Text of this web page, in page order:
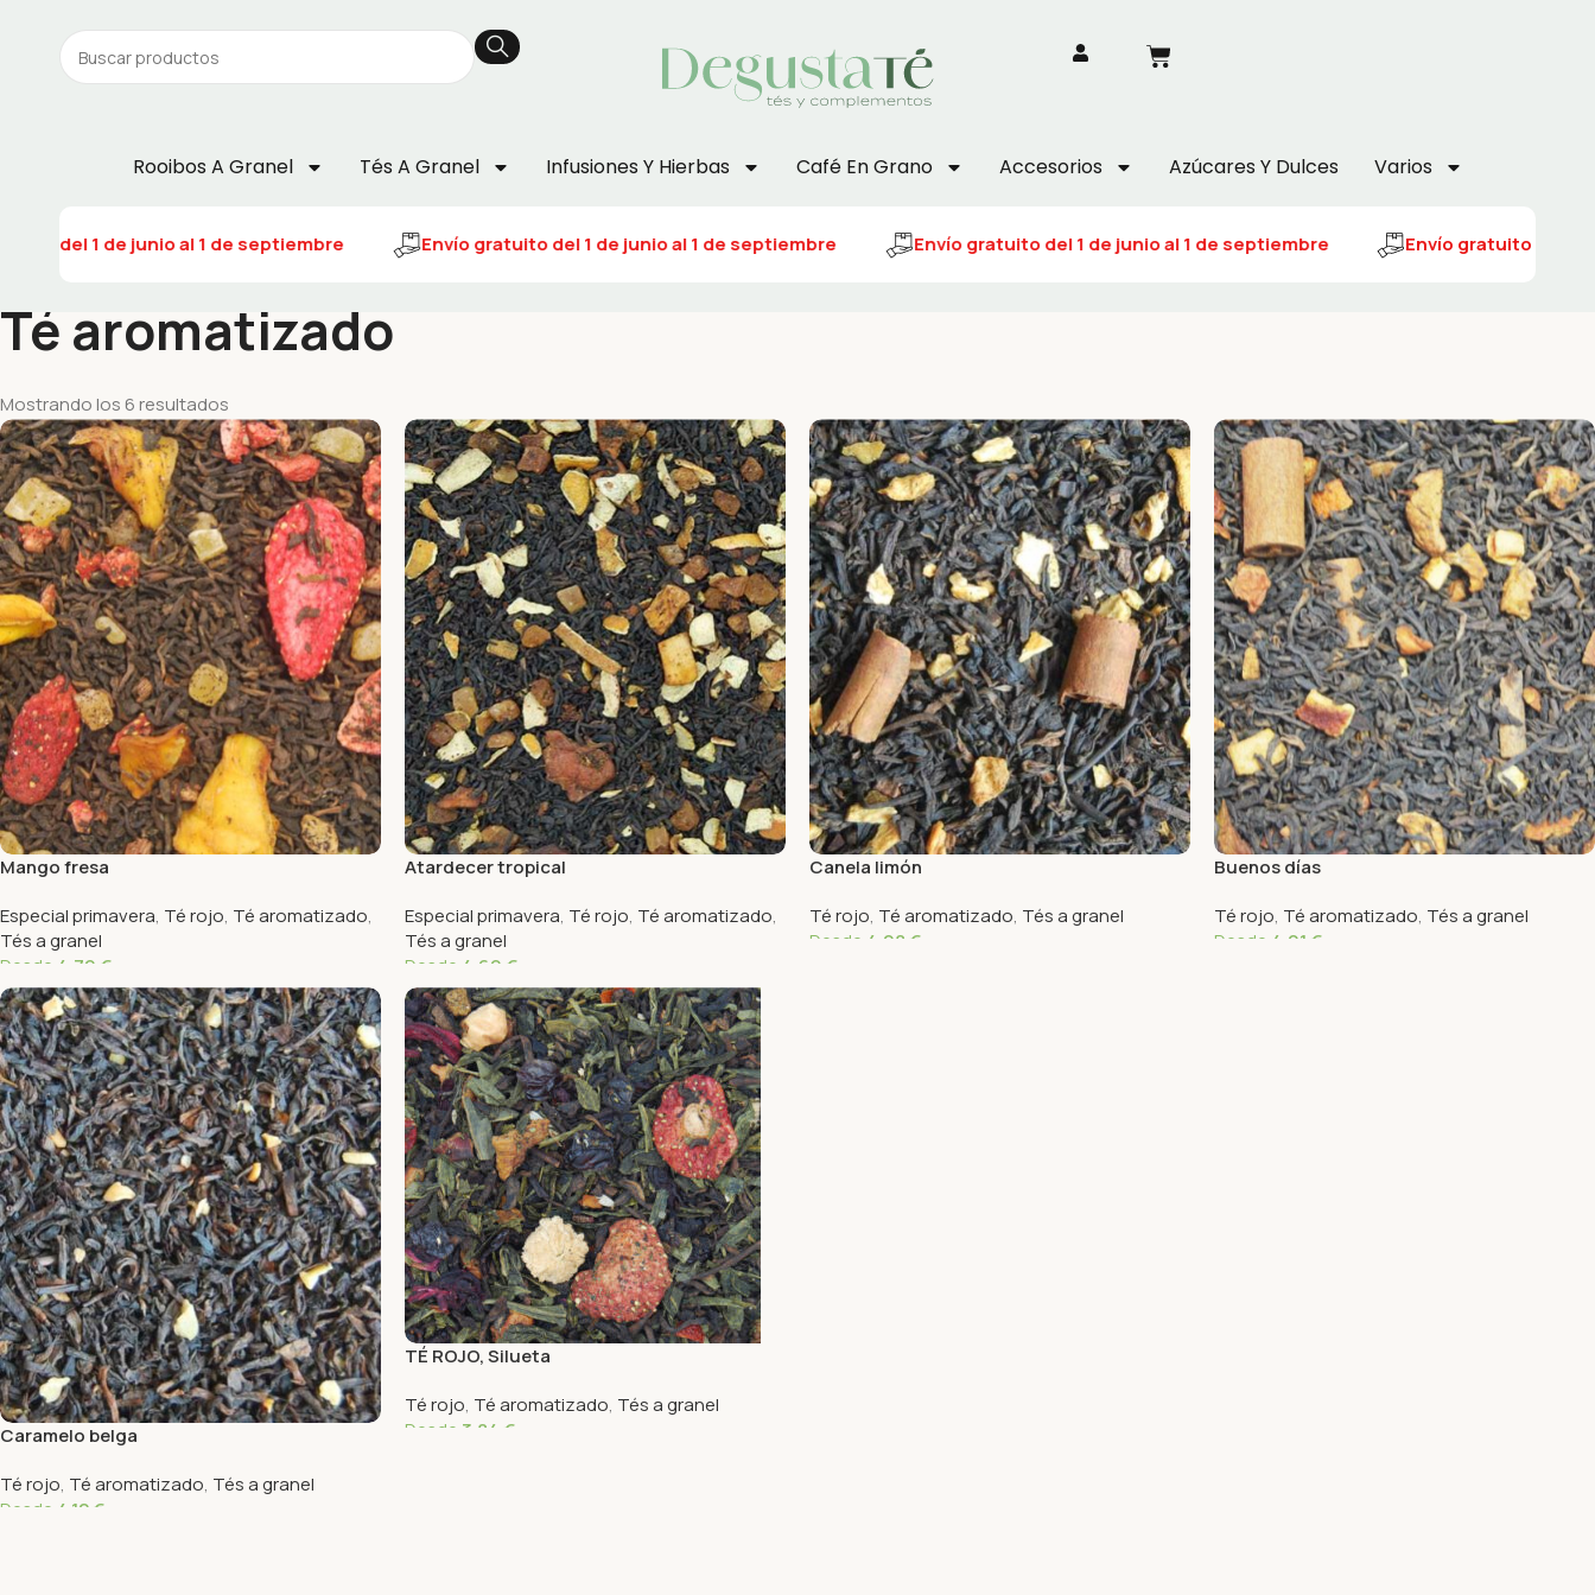
Rooibos A Granel Tés A Granel Infusiones Y Hierbas Café En Grano Accesorios Azúcares Y Dulces Varios
del 1 de junio al 1 de septiembre Envío gratuito del 1 de junio al 1 de septiembre Envío gratuito del 1 de junio al 1 de septiembre Envío gratuito del 1
Té aromatizado
Mostrando los 6 resultados
Mango fresa
Especial primavera, Té rojo, Té aromatizado,
Tés a granel
Desde 4,79 €
Seleccionar Opciones
Atardecer tropical
Especial primavera, Té rojo, Té aromatizado,
Tés a granel
Desde 4,69 €
Seleccionar Opciones
Canela limón
Té rojo, Té aromatizado, Tés a granel
Desde 4,08 €
Buenos días
Té rojo, Té aromatizado, Tés a granel
Desde 4,01 €
Caramelo belga
Té rojo, Té aromatizado, Tés a granel
Desde 4,12 €
TÉ ROJO, Silueta
Té rojo, Té aromatizado, Tés a granel
Desde 3,84 €